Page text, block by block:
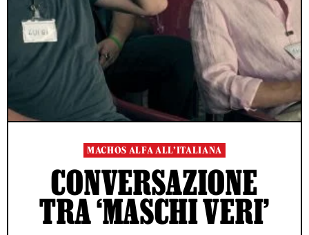
MACHOS ALFA ALL’ITALIANA
CONVERSAZIONE
TRA ‘MASCHI VERI’